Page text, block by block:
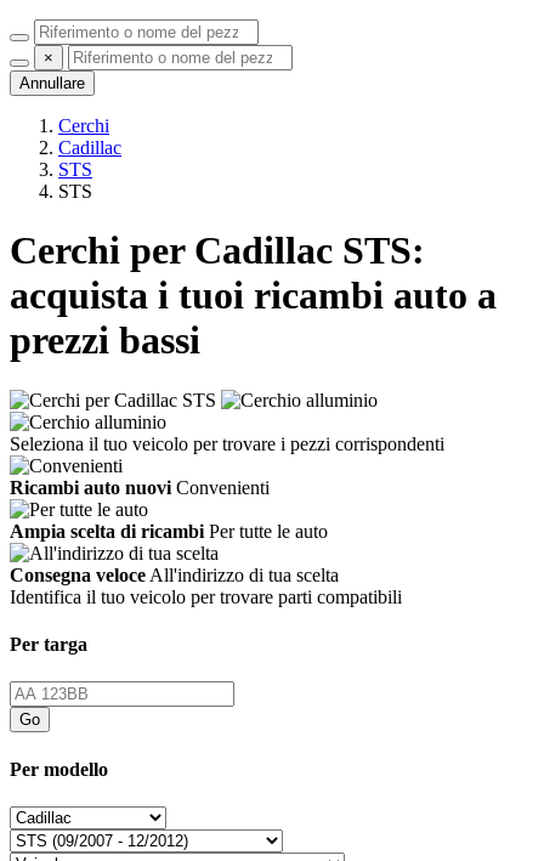
×
Annullare
Cerchi
Cadillac
STS
STS
Cerchi per Cadillac STS:
acquista i tuoi ricambi auto a
prezzi bassi
Seleziona il tuo veicolo per trovare i pezzi corrispondenti
Ricambi auto nuovi Convenienti
Ampia scelta di ricambi Per tutte le auto
Consegna veloce All'indirizzo di tua scelta
Identifica il tuo veicolo per trovare parti compatibili
Per targa
Go
Per modello